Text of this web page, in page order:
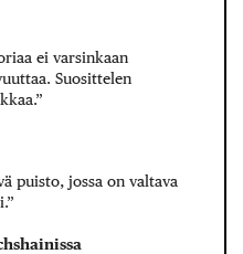
ei varsinkaan
Suosittelen
puisto, jossa on valtava